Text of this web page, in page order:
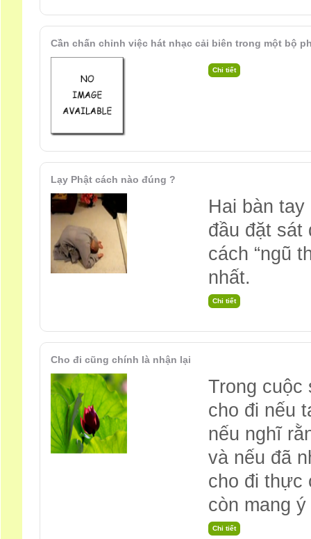
Cần chấn chỉnh việc hát nhạc cải biên trong một bộ
Lạy Phật cách nào đúng ?
Hai bàn
đầu đặt sát
cách “ngũ
nhất.
Cho đi cũng chính là nhận lại
Trong cuộc
cho đi nếu
nếu nghĩ
và nếu đã
cho đi thực
còn mang